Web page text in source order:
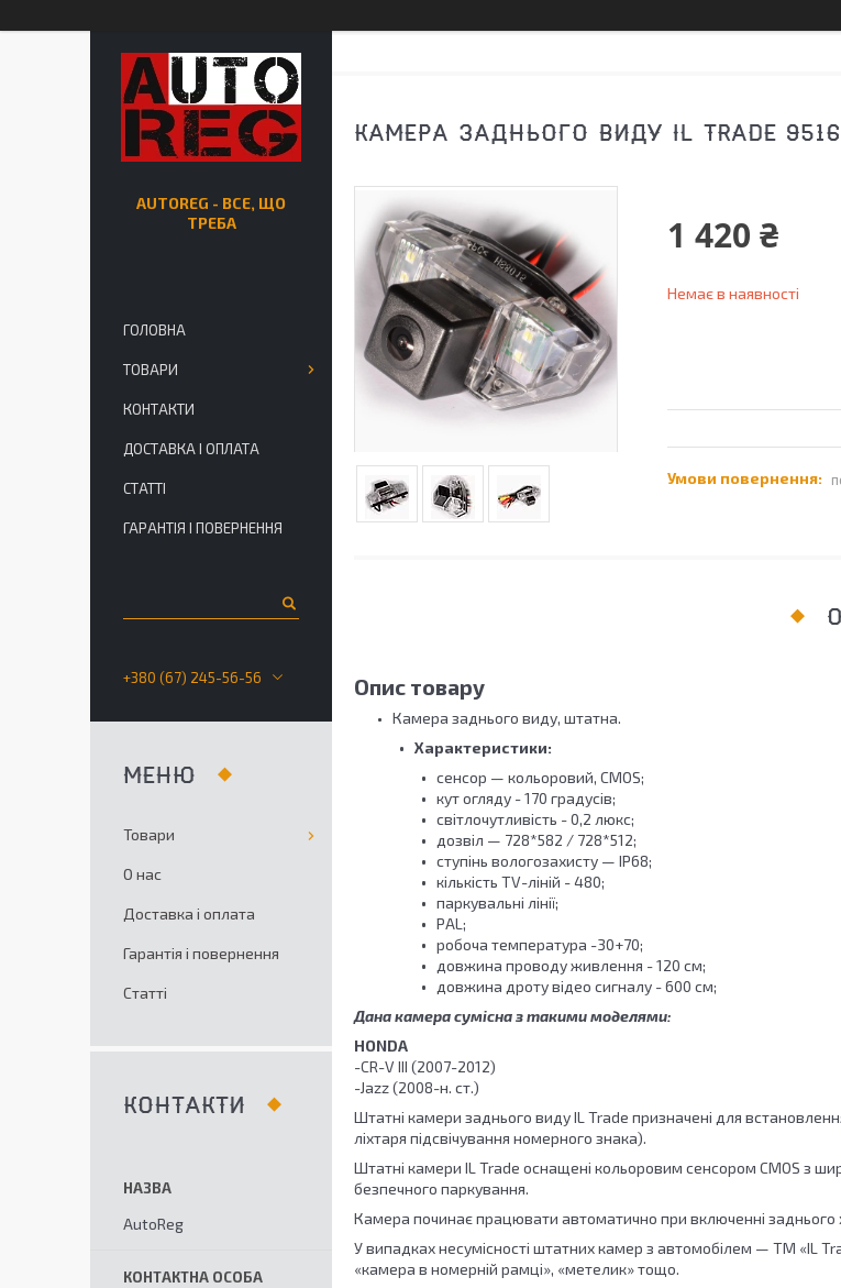
КАМЕРА ЗАДНЬОГО ВИДУ IL TRADE 9516
1 420 ₴
Немає в наявності
Опис товару
Камера заднього виду, штатна.
Характеристики:
сенсор — кольоровий, CMOS;
кут огляду - 170 градусів;
світлочутливість - 0,2 люкс;
дозвіл — 728*582 / 728*512;
ступінь вологозахисту — IP68;
кількість TV-ліній - 480;
паркувальні лінії;
PAL;
робоча температура -30+70;
довжина проводу живлення - 120 см;
довжина дроту відео сигналу - 600 см;
Дана камера сумісна з такими моделями:
HONDA
-CR-V III (2007-2012)
-Jazz (2008-н. ст.)
Штатні камери заднього виду IL Trade призначені для
ліхтаря підсвічування номерного знака).
Штатні камери IL Trade оснащені кольоровим сенсором CMOS з
безпечного паркування.
Камера починає працювати автоматично при включенні заднього
У випадках несумісності штатних камер з автомобілем — TM «IL
«камера в номерній рамці», «метелик» тощо.
AUTOREG - ВСЕ, ЩО
ТРЕБА
ГОЛОВНА
ТОВАРИ
КОНТАКТИ
ДОСТАВКА І ОПЛАТА
СТАТТІ
ГАРАНТІЯ І ПОВЕРНЕННЯ
+380 (67) 245-56-56
Товари
О нас
Доставка і оплата
Гарантія і повернення
Статті
КОНТАКТИ
AutoReg